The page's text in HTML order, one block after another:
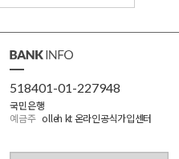
518401-01-227948
국민은행
예금주 olleh kt 온라인공식가입센터